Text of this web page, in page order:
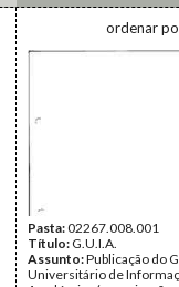
ordenar
Pasta:02267.008.001
Título: G.U.I.A.
Assunto:Publicação do
Universitário de